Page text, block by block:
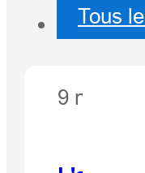
Tous
9